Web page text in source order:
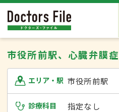
市役所前駅、心臓弁膜症
エリア・駅 市役所前駅
診療科目 指定なし